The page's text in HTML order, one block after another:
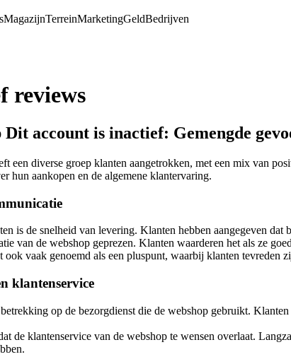
MagazijnTerreinMarketingGeldBedrijven
reviews
account is inactief: Gemengde
een diverse groep klanten aangetrokken, met een mix van
hun aankopen en de algemene klantervaring.
is de snelheid van levering. Klanten hebben aangegeven
van de webshop geprezen. Klanten waarderen het als ze
ook vaak genoemd als een pluspunt, waarbij klanten tevreden
klantenservice
op de bezorgdienst die de webshop gebruikt.
de klantenservice van de webshop te wensen overlaat.